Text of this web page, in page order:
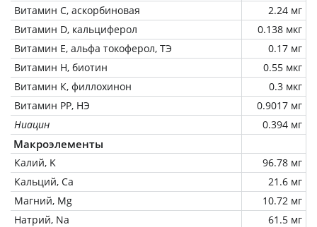
Витамин C, аскорбиновая
2.24 мг
Витамин D, кальциферол
0.138 мкг
Витамин Е, альфа токоферол, ТЭ
0.17 мг
Витамин Н, биотин
0.55 мкг
Витамин К, филлохинон
0.3 мкг
Витамин РР, НЭ
0.9017 мг
Ниацин
0.394 мг
Макроэлементы
Калий, K
96.78 мг
Кальций, Ca
21.6 мг
Магний, Mg
10.72 мг
Натрий, Na
61.5 мг